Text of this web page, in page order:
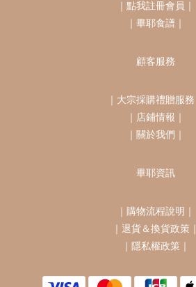
｜ 點我註冊會員 ｜
｜ 畢耶食譜 ｜
顧客服務
｜ 大宗採購禮贈服務
｜ 店鋪情報 ｜
｜ 關於我們 ｜
畢耶資訊
｜ 購物流程說明 ｜
｜ 退貨＆換貨政策 ｜
｜ 隱私權政策 ｜